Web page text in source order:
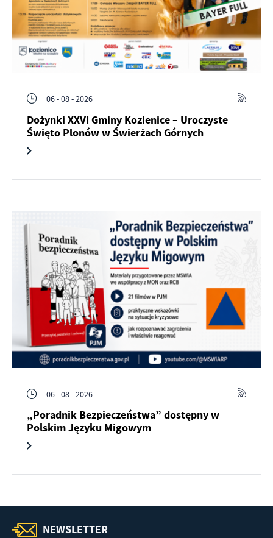
06 - 08 - 2026
Dożynki XXVI Gminy Kozienice – Uroczyste
Święto Plonów w Świerżach Górnych
06 - 08 - 2026
„Poradnik Bezpieczeństwa” dostępny w
Polskim Języku Migowym
NEWSLETTER